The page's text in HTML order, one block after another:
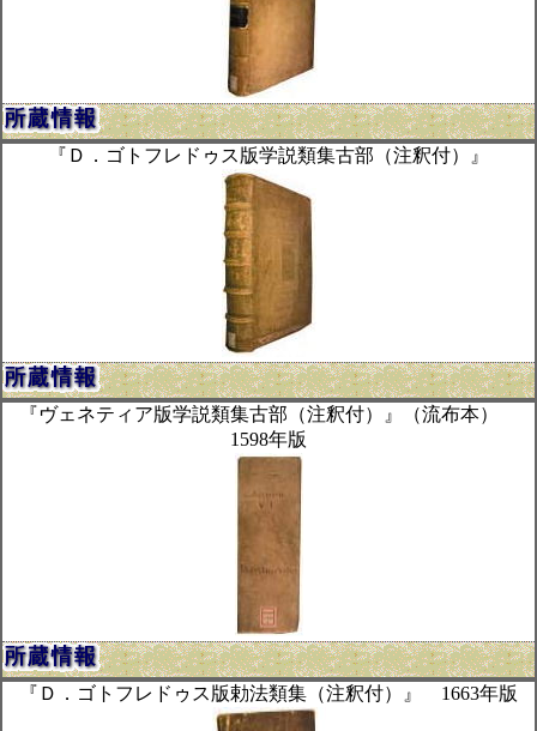
『Ｄ．ゴトフレドゥス版学説類集古部（注釈付）』
『ヴェネティア版学説類集古部（注釈付）』（流布本）
1598年版
『Ｄ．ゴトフレドゥス版勅法類集（注釈付）』 1663年版